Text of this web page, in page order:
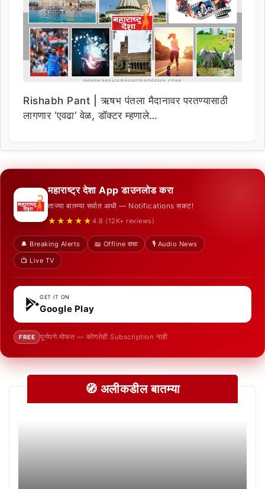
Rishabh Pant | ऋषभ पंतला मैदानावर परतण्यासाठी
लागणार ‘एवढा’ वेळ, डॉक्टर म्हणाले…
महाराष्ट्र देशा App डाउनलोड करा
ताज्या बातम्या सर्वात आधी — Notifications सकट!
★★★★★ 4.8 (12K+ reviews)
🔔 Breaking Alerts 📖 Offline वाचा
🎙️ Audio News
📺 Live TV
GET IT ON
Google Play
FREE पूर्णपणे मोफत — कोणतेही Subscription नाही
🧭 अलीकडील बातम्या